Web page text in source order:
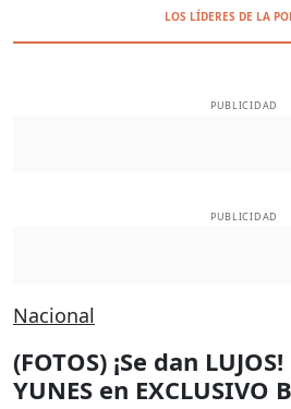
LOS LÍDERES DE LA
PUBLICIDAD
PUBLICIDAD
Nacional
(FOTOS) ¡Se dan
YUNES en EXCLUSIVO